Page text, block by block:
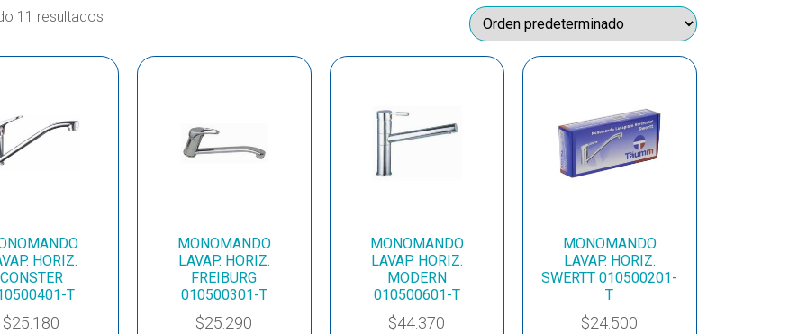
11 resultados
HORIZ.
CONSTER
T
$25.180
MONOMANDO
LAVAP. HORIZ.
FREIBURG
010500301-T
$25.290
MONOMANDO
LAVAP. HORIZ.
MODERN
010500601-T
$44.370
MONOMANDO
LAVAP. HORIZ.
SWERTT 010500201-
T
$24.500